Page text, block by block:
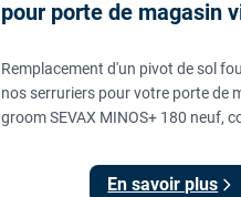
pour porte de magasin
Remplacement d'un pivot de sol
nos serruriers pour votre porte de
groom SEVAX MINOS+ 180 neuf,
scellement au sol, réglage et
En savoir plus